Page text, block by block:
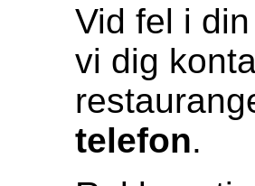
Vid fel i
vi dig
telefon.